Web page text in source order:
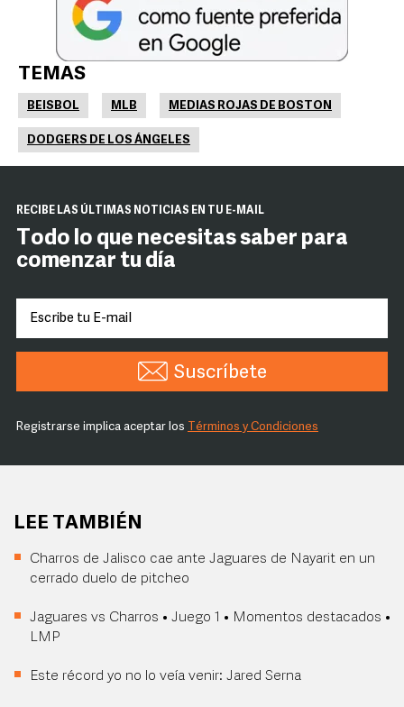
TEMAS
BEISBOL MLB MEDIAS ROJAS DE BOSTON
DODGERS DE LOS ÁNGELES
RECIBE LAS ÚLTIMAS NOTICIAS EN TU E-MAIL
Todo lo que necesitas saber para
comenzar tu día
Suscríbete
Registrarse implica aceptar los Términos y Condiciones
LEE TAMBIÉN
Charros de Jalisco cae ante Jaguares de Nayarit en un
cerrado duelo de pitcheo
Jaguares vs Charros • Juego 1 • Momentos destacados •
LMP
Este récord yo no lo veía venir: Jared Serna